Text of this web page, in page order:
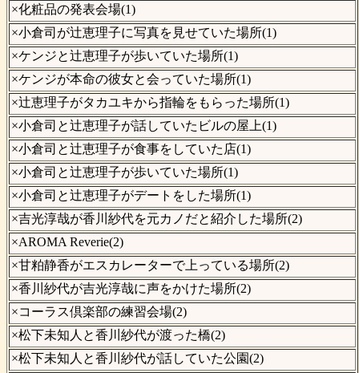
×化粧品の発表会場(1)
×小倉司が辻恵理子に写真を見せていた場所(1)
×ケンジと辻恵理子が歩いていた場所(1)
×ケンジが本命の彼女と会っていた場所(1)
×辻恵理子がタカユキから指輪をもらった場所(1)
×小倉司と辻恵理子が話していたビルの屋上(1)
×小倉司と辻恵理子が食事をしていた店(1)
×小倉司と辻恵理子が歩いていた場所(1)
×小倉司と辻恵理子がデートをした場所(1)
×吉光淳哉が香川紗代を元カノだと紹介した場所(2)
×AROMA Reverie(2)
×甘粕静香がエスカレーターで上っている場所(2)
×香川紗代が吉光淳哉に声をかけた場所(2)
×コーラス倶楽部の練習会場(2)
×松下未知人と香川紗代が渡った橋(2)
×松下未知人と香川紗代が話していた公園(2)